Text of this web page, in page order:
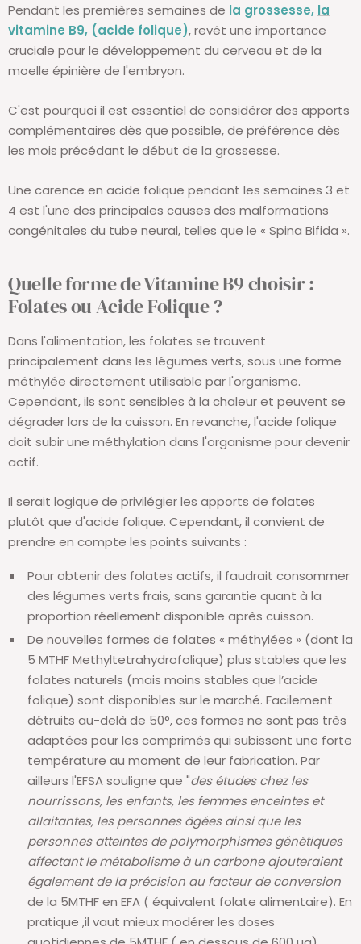
Pendant les premières semaines de la grossesse, la
vitamine B9, (acide folique), revêt une importance
cruciale pour le développement du cerveau et de la
moelle épinière de l'embryon.
C'est pourquoi il est essentiel de considérer des apports
complémentaires dès que possible, de préférence dès
les mois précédant le début de la grossesse.
Une carence en acide folique pendant les semaines 3 et
4 est l'une des principales causes des malformations
congénitales du tube neural, telles que le « Spina Bifida ».
Quelle forme de Vitamine B9 choisir :
Folates ou Acide Folique ?
Dans l'alimentation, les folates se trouvent
principalement dans les légumes verts, sous une forme
méthylée directement utilisable par l'organisme.
Cependant, ils sont sensibles à la chaleur et peuvent se
dégrader lors de la cuisson. En revanche, l'acide folique
doit subir une méthylation dans l'organisme pour devenir
actif.
Il serait logique de privilégier les apports de folates
plutôt que d'acide folique. Cependant, il convient de
prendre en compte les points suivants :
Pour obtenir des folates actifs, il faudrait consommer
des légumes verts frais, sans garantie quant à la
proportion réellement disponible après cuisson.
De nouvelles formes de folates « méthylées » (dont la
5 MTHF Methyltetrahydrofolique) plus stables que les
folates naturels (mais moins stables que l’acide
folique) sont disponibles sur le marché. Facilement
détruits au-delà de 50°, ces formes ne sont pas très
adaptées pour les comprimés qui subissent une forte
température au moment de leur fabrication. Par
ailleurs l'EFSA souligne que "des études chez les
nourrissons, les enfants, les femmes enceintes et
allaitantes, les personnes âgées ainsi que les
personnes atteintes de polymorphismes génétiques
affectant le métabolisme à un carbone ajouteraient
également de la précision au facteur de conversion
de la 5MTHF en EFA ( équivalent folate alimentaire). En
pratique ,il vaut mieux modérer les doses